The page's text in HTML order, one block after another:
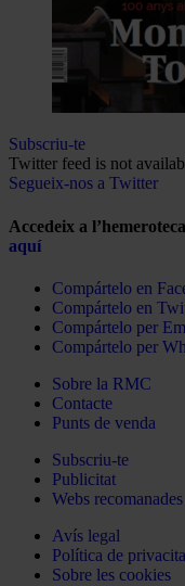
Subscriu-te
Twitter feed is not
Segueix-nos a Twitter
Accedeix a
aquí
Compártelo en
Compártelo en
Compártelo per
Compártelo per
Sobre la RMC
Contacte
Punts de venda
Subscriu-te
Publicitat
Webs recomanades
Avís legal
Política de
Sobre les cookies